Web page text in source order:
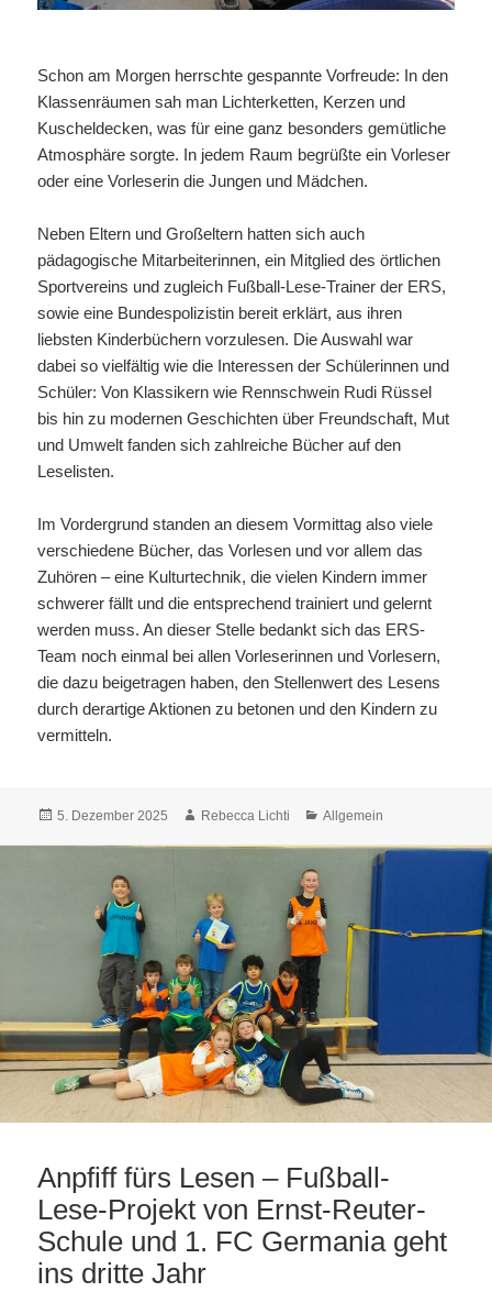
Schon am Morgen herrschte gespannte Vorfreude: In den
Klassenräumen sah man Lichterketten, Kerzen und
Kuscheldecken, was für eine ganz besonders gemütliche
Atmosphäre sorgte. In jedem Raum begrüßte ein Vorleser
oder eine Vorleserin die Jungen und Mädchen.
Neben Eltern und Großeltern hatten sich auch
pädagogische Mitarbeiterinnen, ein Mitglied des örtlichen
Sportvereins und zugleich Fußball-Lese-Trainer der ERS,
sowie eine Bundespolizistin bereit erklärt, aus ihren
liebsten Kinderbüchern vorzulesen. Die Auswahl war
dabei so vielfältig wie die Interessen der Schülerinnen und
Schüler: Von Klassikern wie Rennschwein Rudi Rüssel
bis hin zu modernen Geschichten über Freundschaft, Mut
und Umwelt fanden sich zahlreiche Bücher auf den
Leselisten.
Im Vordergrund standen an diesem Vormittag also viele
verschiedene Bücher, das Vorlesen und vor allem das
Zuhören – eine Kulturtechnik, die vielen Kindern immer
schwerer fällt und die entsprechend trainiert und gelernt
werden muss. An dieser Stelle bedankt sich das ERS-
Team noch einmal bei allen Vorleserinnen und Vorlesern,
die dazu beigetragen haben, den Stellenwert des Lesens
durch derartige Aktionen zu betonen und den Kindern zu
vermitteln.
Veröffentlicht
5. Dezember 2025 Autor
Rebecca Lichti Kategorien
Allgemein
Anpfiff fürs Lesen – Fußball-
Lese-Projekt von Ernst-Reuter-
Schule und 1. FC Germania geht
ins dritte Jahr